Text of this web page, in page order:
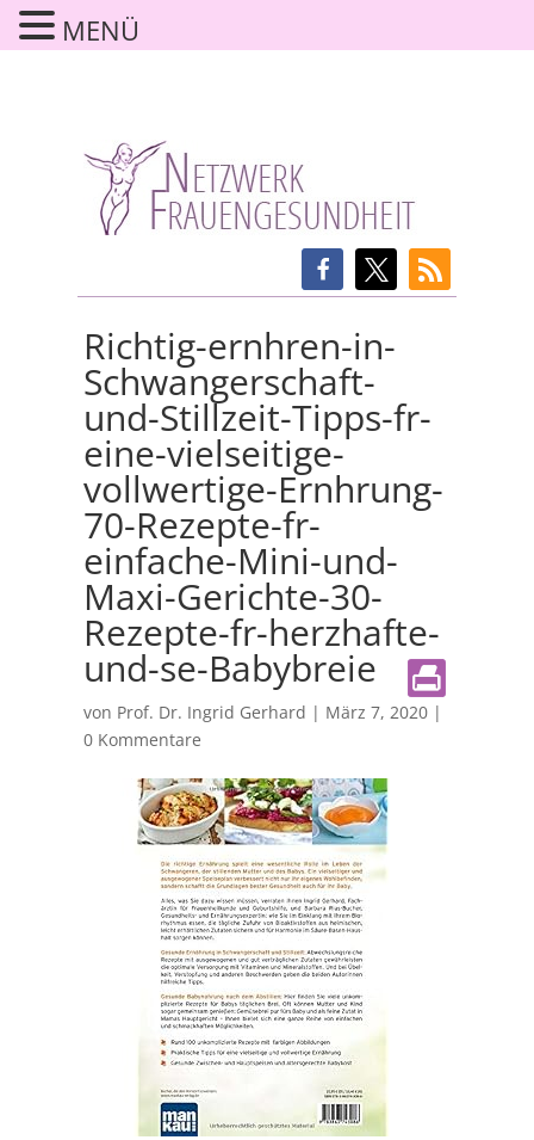
Richtig-ernhren-in-
Schwangerschaft-
und-Stillzeit-Tipps-fr-
eine-vielseitige-
vollwertige-Ernhrung-
70-Rezepte-fr-
einfache-Mini-und-
Maxi-Gerichte-30-
Rezepte-fr-herzhafte-
und-se-Babybreie
von Prof. Dr. Ingrid Gerhard | März 7, 2020|
0 Kommentare
MENÜ